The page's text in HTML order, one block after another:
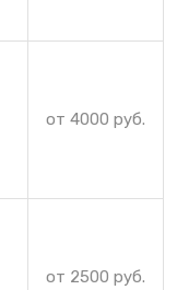
от 4000 руб.
от 2500 руб.